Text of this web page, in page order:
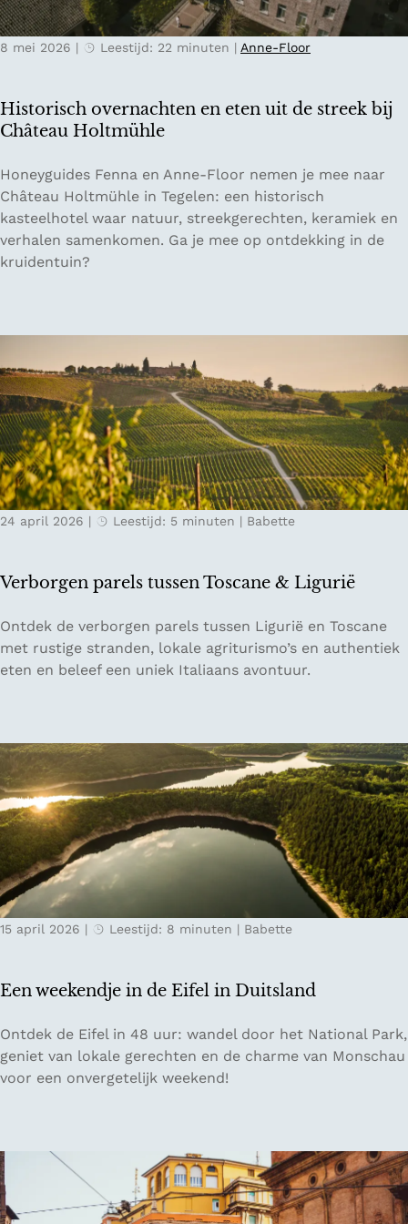
p
a
n
t
u
r
i
n
N
-
P
o
r
t
u
g
a
e
l
s
n
t
e
k
Z
w
i
e
l
a
n
d
m
e
t
d
B
e
e
d
s
c
a
m
p
a
e
Historisch overnachten en eten uit de streek bij
Château Holtmühle
8 mei 2026 | Leestijd: 22 minuten | Anne-Floor
H
i
s
t
o
h
o
v
e
r
n
a
c
e
e
n
e
n
i
t
d
s
t
r
e
k
i
C
e
a
u
Honeyguides Fenna en Anne-Floor nemen je mee naar
Château Holtmühle in Tegelen: een historisch
kasteelhotel waar natuur, streekgerechten, keramiek en
verhalen samenkomen. Ga je mee op ontdekking in de
kruidentuin?
Verborgen parels tussen Toscane & Ligurië
24 april 2026 | Leestijd: 5 minuten | Babette
V
e
r
g
e
n
p
a
e
l
s
s
e
n
T
c
a
n
e
Ontdek de verborgen parels tussen Ligurië en Toscane
met rustige stranden, lokale agriturismo’s en authentiek
eten en beleef een uniek Italiaans avontuur.
Een weekendje in de Eifel in Duitsland
15 april 2026 | Leestijd: 8 minuten | Babette
E
e
n
k
e
n
Ontdek de Eifel in 48 uur: wandel door het National Park,
geniet van lokale gerechten en de charme van Monschau
voor een onvergetelijk weekend!